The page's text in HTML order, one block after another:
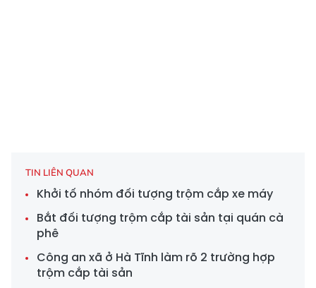
TIN LIÊN QUAN
Khởi tố nhóm đối tượng trộm cắp xe máy
Bắt đối tượng trộm cắp tài sản tại quán cà
phê
Công an xã ở Hà Tĩnh làm rõ 2 trường hợp
trộm cắp tài sản